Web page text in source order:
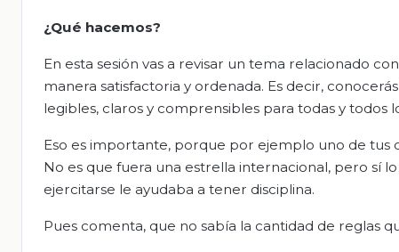
¿Qué hacemos?
En esta sesión vas a revisar un tema relacionado
manera satisfactoria y ordenada. Es decir,
legibles, claros y comprensibles para todas y todos
Eso es importante, porque por ejemplo uno de
No es que fuera una estrella internacional, pero sí
ejercitarse le ayudaba a tener disciplina.
Pues comenta, que no sabía la cantidad de reglas